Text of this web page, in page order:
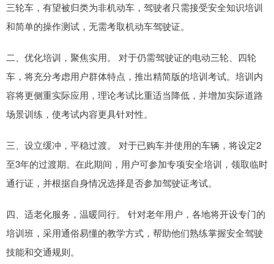
三轮车，有望被归类为非机动车，驾驶者只需接受安全知识培训
和简单的操作测试，无需考取机动车驾驶证。
二、优化培训，聚焦实用。 对于仍需驾驶证的电动三轮、四轮
车，将充分考虑用户群体特点，推出精简版的培训考试。培训内
容将更侧重实际应用，理论考试比重适当降低，并增加实际道路
场景训练，使考试内容更具针对性。
三、设立缓冲，平稳过渡。 对于已购车并使用的车辆，将设定2
至3年的过渡期。在此期间，用户可参加专项安全培训，领取临时
通行证，并根据自身情况选择是否参加驾驶证考试。
四、适老化服务，温暖同行。 针对老年用户，各地将开设专门的
培训班，采用通俗易懂的教学方式，帮助他们熟练掌握安全驾驶
技能和交通规则。